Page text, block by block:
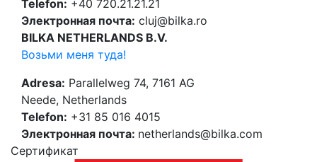
Telefon: +40 720.21.21.21
Электронная почта: cluj@bilka.ro
BILKA NETHERLANDS B.V.
Возьми меня туда!
Adresa: Parallelweg 74, 7161 AG
Neede, Netherlands
Telefon: +31 85 016 4015
Электронная почта: netherlands@bilka.com
Cертификат